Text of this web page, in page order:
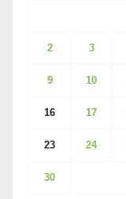
2 3
9 10
16 17
23 24
30